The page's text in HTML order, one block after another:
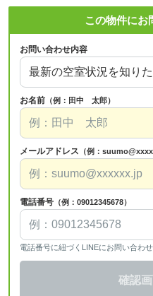
この物件にお
お問い合わせ内容
お名前 （例：田中 太郎）
メールアドレス （例：
電話番号 （例：09012345678）
電話番号に紐づくLINEにお問い合わ
確認